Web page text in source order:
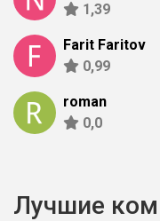
1,39
Farit Faritov
0,99
roman
0,0
Лучшие